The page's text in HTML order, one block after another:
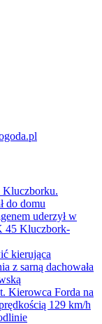
Kluczborku.
do domu
uderzył w
45 Kluczbork-
kierująca
z sarną dachowała
Kierowca Forda na
129 km/h